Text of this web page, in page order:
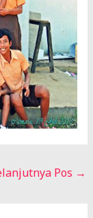
Pos →